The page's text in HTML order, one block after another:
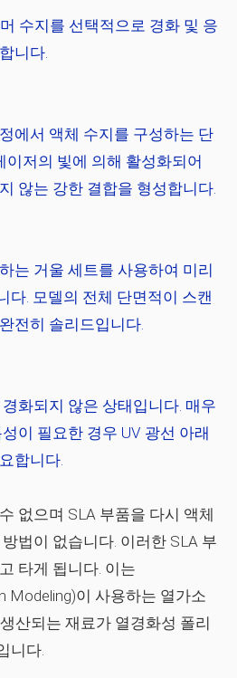
수지를 선택적으로 경화 및 응
니다.
에서 액체 수지를 구성하는 단
이저의 빛에 의해 활성화되어
않는 강한 결합을 형성합니다.
는 거울 세트를 사용하여 미리
다. 모델의 전체 단면적이 스캔
전히 솔리드입니다.
화되지 않은 상태입니다. 매우
이 필요한 경우 UV 광선 아래
합니다.
없으며 SLA 부품을 다시 액체
법이 없습니다. 이러한 SLA 부
타게 됩니다. 이는
Modeling)이 사용하는 열가소
산되는 재료가 열경화성 폴리
니다.